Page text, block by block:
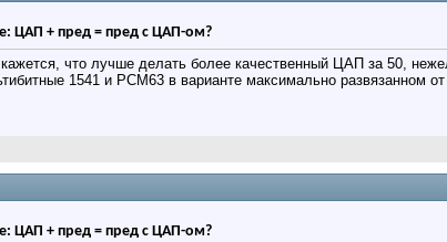
ЦАП + пред = пред с ЦАП-ом?
что лучше делать более качественный ЦАП за 50,
1541 и PCM63 в варианте максимально развязанном
ЦАП + пред = пред с ЦАП-ом?